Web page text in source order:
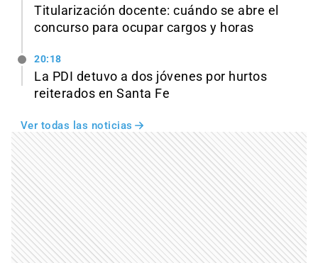
Titularización docente: cuándo se abre el
concurso para ocupar cargos y horas
20:18
La PDI detuvo a dos jóvenes por hurtos
reiterados en Santa Fe
Ver todas las noticias